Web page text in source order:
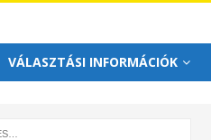
VÁLASZTÁSI INFORMÁCIÓK